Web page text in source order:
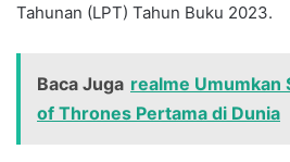
Tahunan (LPT) Tahun Buku 2023.
Baca Juga realme Umumkan
of Thrones Pertama di Dunia